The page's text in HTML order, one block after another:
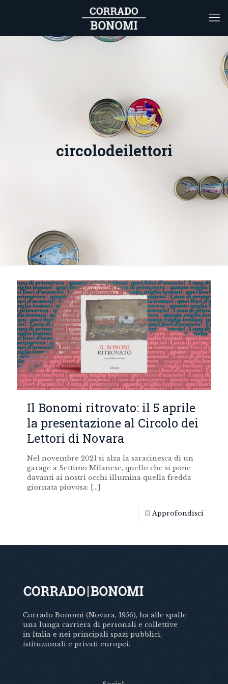
circolodeilettori
Il Bonomi ritrovato: il 5 aprile
la presentazione al Circolo dei
Lettori di Novara
Nel novembre 2021 si alza la saracinesca di un
garage a Settimo Milanese, quello che si pone
davanti ai nostri occhi illumina quella fredda
giornata piovosa: […]
Approfondisci
Corrado Bonomi (Novara, 1956), ha alle spalle
una lunga carriera di personali e collettive
in Italia e nei principali spazi pubblici,
istituzionali e privati europei.